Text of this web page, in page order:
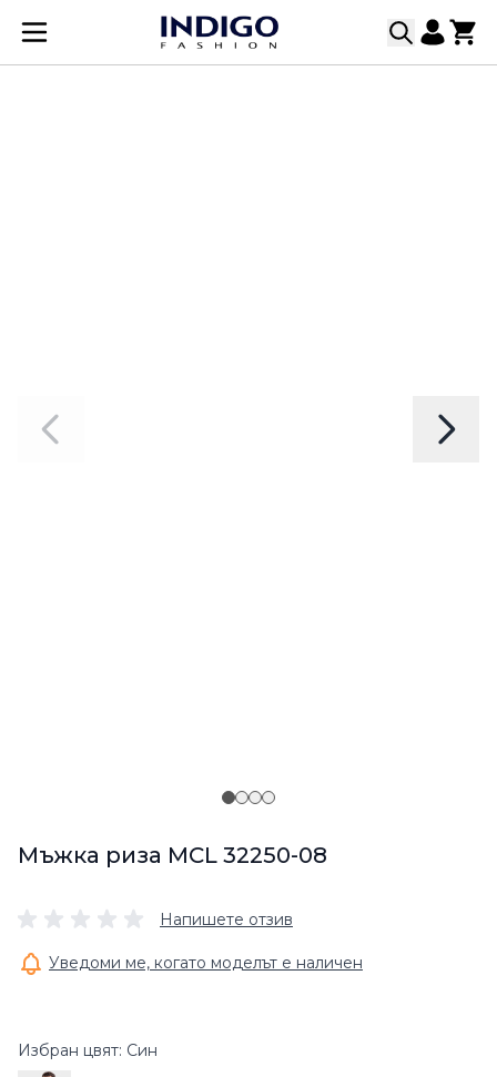
Прескачане към съдържанието
Мъжка риза MCL 32250-08
Напишете отзив
Уведоми ме, когато моделът е наличен
Избран цвят: Син